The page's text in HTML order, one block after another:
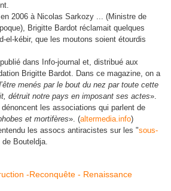
2006 à Nicolas Sarkozy ... (Ministre de
Brigitte Bardot réclamait quelques
el-kébir, que les moutons soient étourdis
dans Info-journal et, distribué aux
Brigitte Bardot. Dans ce magazine, on a
menés par le bout du nez par toute cette
détruit notre pays en imposant ses actes».
les associations qui parlent de
et mortifères». (altermedia.info)
les assocs antiracistes sur les "sous-
de Bouteldja.
-Reconquête - Renaissance